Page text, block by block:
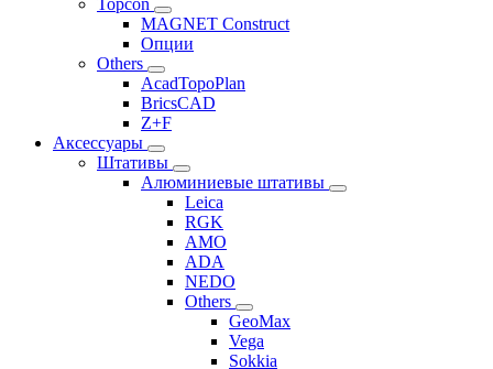
MAGNET Construct
Опции
Others
AcadTopoPlan
BricsCAD
Z+F
Аксессуары
Штативы
Алюминиевые штативы
Leica
RGK
AMO
ADA
NEDO
Others
GeoMax
Vega
Sokkia